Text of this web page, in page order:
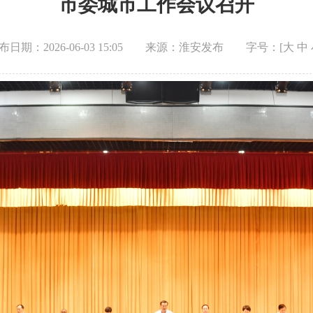
市委城市工作会议召开
日期：2026-06-03 15:05 来源：淮安发布 字号：[大 中